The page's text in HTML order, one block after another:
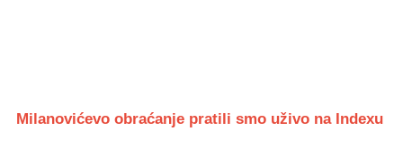
Milanovićevo obraćanje pratili smo uživo na Indexu